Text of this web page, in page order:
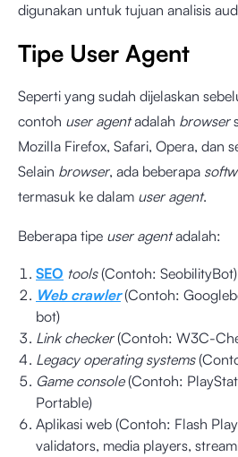
digunakan untuk tujuan analisis
Tipe User Agent
Seperti yang sudah dijelaskan
contoh user agentadalah browser
Mozilla Firefox, Safari, Opera, dan
Selain browser, ada beberapa
termasuk ke dalam user agent.
Beberapa tipe user agentadalah:
SEO tools(Contoh: SeobilityBot)
Web crawler(Contoh:
bot)
Link checker(Contoh: W3C-
Legacy operating systems
Game console(Contoh:
Portable)
Aplikasi web (Contoh: Flash
validators, media players,